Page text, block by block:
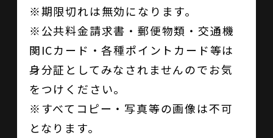
※期限切れは無効になります。
※公共料金請求書・郵便物類・交通機
関ICカード・各種ポイントカード等は
身分証としてみなされませんのでお気
をつけください。
※すべてコピー・写真等の画像は不可
となります。